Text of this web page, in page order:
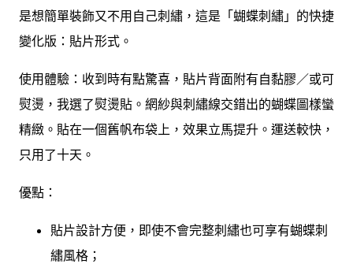
是想簡單裝飾又不用自己刺繡，這是「蝴蝶刺繡」的快捷
變化版：貼片形式。
使用體驗：收到時有點驚喜，貼片背面附有自黏膠／或可
熨燙，我選了熨燙貼。網紗與刺繡線交錯出的蝴蝶圖樣蠻
精緻。貼在一個舊帆布袋上，效果立馬提升。運送較快，
只用了十天。
優點：
貼片設計方便，即使不會完整刺繡也可享有蝴蝶刺
繡風格；